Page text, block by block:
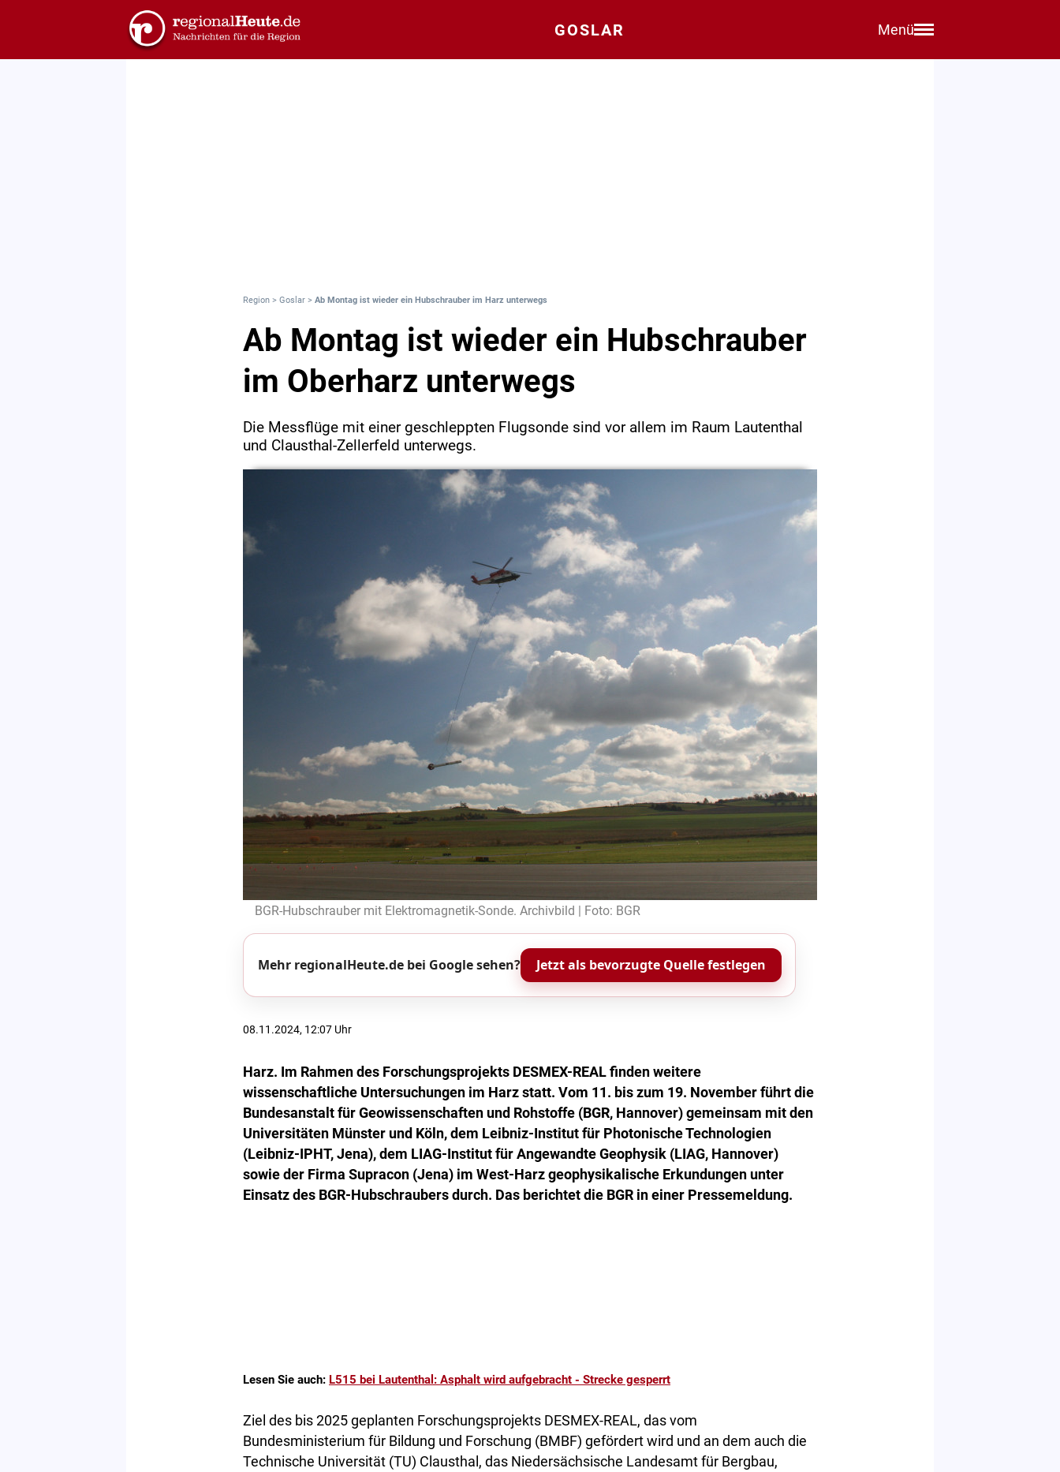
GOSLAR Menü
Region > Goslar > Ab Montag ist wieder ein Hubschrauber im Harz unterwegs
Ab Montag ist wieder ein Hubschrauber
im Oberharz unterwegs
Die Messflüge mit einer geschleppten Flugsonde sind vor allem im Raum Lautenthal
und Clausthal-Zellerfeld unterwegs.
BGR-Hubschrauber mit Elektromagnetik-Sonde. Archivbild | Foto: BGR
Mehr regionalHeute.de bei Google sehen? Jetzt als bevorzugte Quelle festlegen
08.11.2024, 12:07 Uhr
Harz. Im Rahmen des Forschungsprojekts DESMEX-REAL finden weitere
wissenschaftliche Untersuchungen im Harz statt. Vom 11. bis zum 19. November führt die
Bundesanstalt für Geowissenschaften und Rohstoffe (BGR, Hannover) gemeinsam mit den
Universitäten Münster und Köln, dem Leibniz-Institut für Photonische Technologien
(Leibniz-IPHT, Jena), dem LIAG-Institut für Angewandte Geophysik (LIAG, Hannover)
sowie der Firma Supracon (Jena) im West-Harz geophysikalische Erkundungen unter
Einsatz des BGR-Hubschraubers durch. Das berichtet die BGR in einer Pressemeldung.
Lesen Sie auch: L515 bei Lautenthal: Asphalt wird aufgebracht - Strecke gesperrt
Ziel des bis 2025 geplanten Forschungsprojekts DESMEX-REAL, das vom
Bundesministerium für Bildung und Forschung (BMBF) gefördert wird und an dem auch die
Technische Universität (TU) Clausthal, das Niedersächsische Landesamt für Bergbau,